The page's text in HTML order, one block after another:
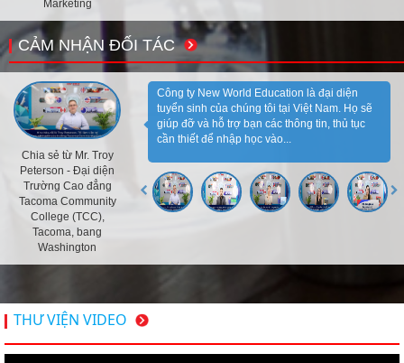
Marketing
CẢM NHẬN ĐỐI TÁC
Chia sẻ từ Mr. Troy
Peterson - Đại diện
Trường Cao đẳng
Tacoma Community
College (TCC),
Tacoma, bang
Washington
Công ty New World Education là đại diện
tuyển sinh của chúng tôi tại Việt Nam. Họ sẽ
giúp đỡ và hỗ trợ bạn các thông tin, thủ tục
cần thiết để nhập học vào...
THƯ VIỆN VIDEO